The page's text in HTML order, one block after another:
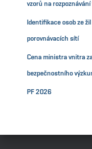
vzorů na
Identifikace osob ze
porovnávacích sítí
Cena ministra vnitra
bezpečnostního
PF 2026